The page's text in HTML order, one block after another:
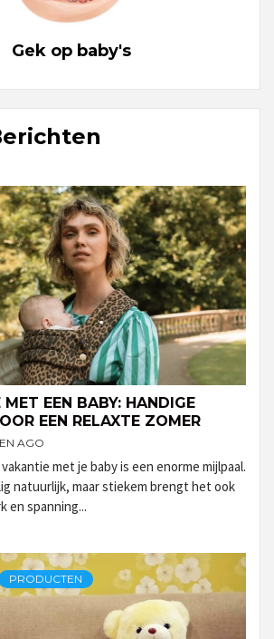
Gek op baby's
EEN BABY: HANDIGE
EEN RELAXTE ZOMER
AGO
met je baby is een enorme mijlpaal.
natuurlijk, maar stiekem brengt het ook
en spanning...
PRODUCTEN